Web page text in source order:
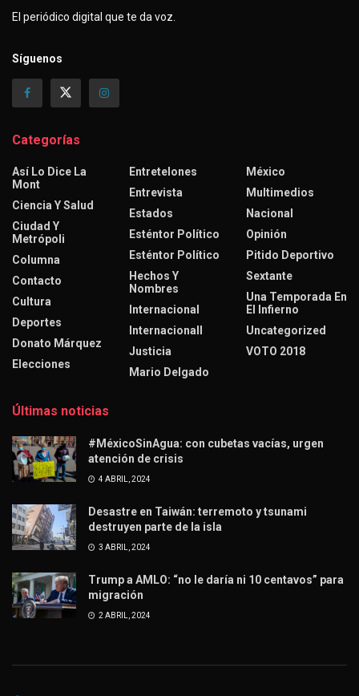
El periódico digital que te da voz.
Síguenos
Categorías
Así Lo Dice La
Mont
Ciencia Y Salud
Ciudad Y
Metrópoli
Columna
Contacto
Cultura
Deportes
Donato Márquez
Elecciones
Entretelones
Entrevista
Estados
Esténtor Político
Esténtor Político
Hechos Y
Nombres
Internacional
Internacionall
Justicia
Mario Delgado
México
Multimedios
Nacional
Opinión
Pitido Deportivo
Sextante
Una Temporada En
El Infierno
Uncategorized
VOTO 2018
Últimas noticias
#MéxicoSinAgua: con cubetas vacías, urgen
atención de crisis
4 ABRIL, 2024
Desastre en Taiwán: terremoto y tsunami
destruyen parte de la isla
3 ABRIL, 2024
Trump a AMLO: “no le daría ni 10 centavos” para
migración
2 ABRIL, 2024